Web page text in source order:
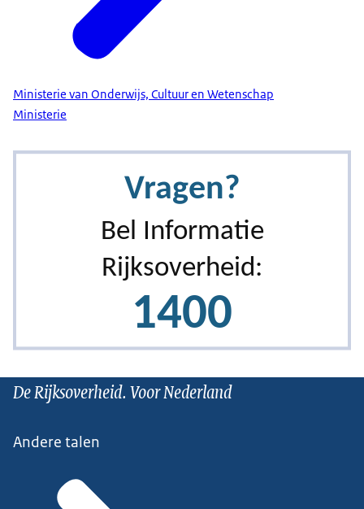
Ministerie van Onderwijs, Cultuur en Wetenschap
Ministerie
De Rijksoverheid. Voor Nederland
Andere talen